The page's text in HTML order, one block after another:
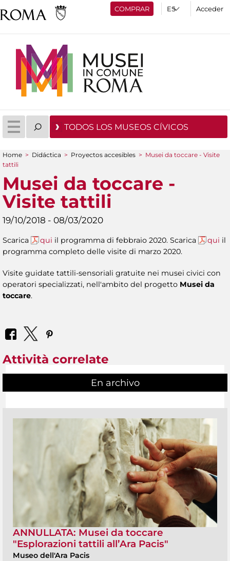
COMPRAR Acceder
TODOS LOS MUSEOS CÍVICOS
You are here
Home > Didáctica > Proyectos accesibles > Musei da toccare - Visite
tattili
Musei da toccare -
Visite tattili
19/10/2018 - 08/03/2020
Scarica qui il programma di febbraio 2020. Scarica qui il
programma completo delle visite di marzo 2020.
Visite guidate tattili-sensoriali gratuite nei musei civici con
operatori specializzati, nell'ambito del progetto Musei da
toccare.
Attività correlate
En archivo
ANNULLATA: Musei da toccare
"Esplorazioni tattili all’Ara Pacis"
Museo dell'Ara Pacis